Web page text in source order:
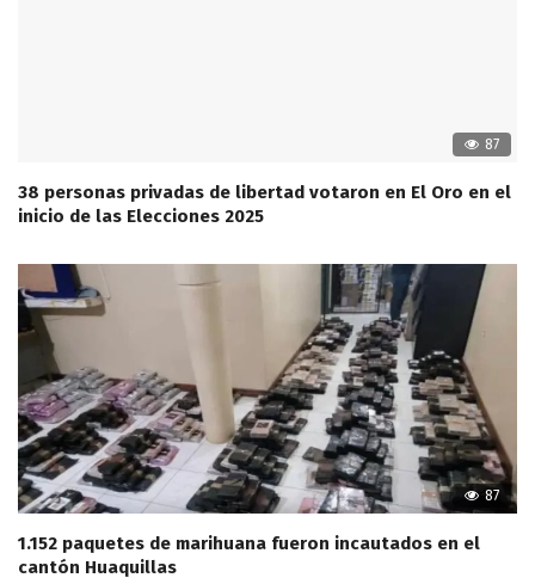
87
38 personas privadas de libertad votaron en El Oro en el
inicio de las Elecciones 2025
87
1.152 paquetes de marihuana fueron incautados en el
cantón Huaquillas